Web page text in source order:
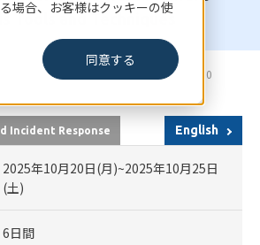
場合、お客様はクッキーの使
同意する
Tools and Techniques
SANS Tokyo Autumn 2025 FORENSICS 610
Incident Response English
2025年10月20日(月)~2025年10月25日
(土)
6日間